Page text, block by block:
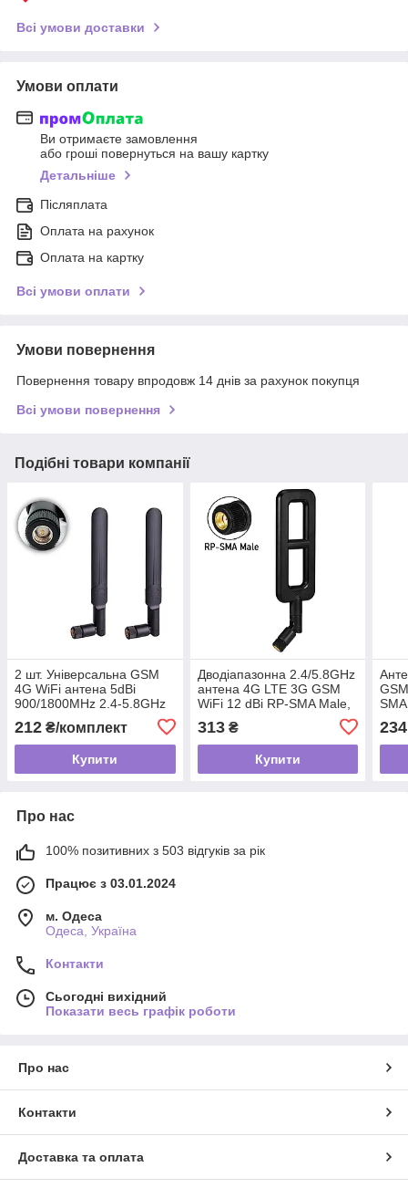
Всі умови доставки
Умови оплати
Ви отримаєте замовлення
або гроші повернуться на вашу картку
Детальніше
Післяплата
Оплата на рахунок
Оплата на картку
Всі умови оплати
Умови повернення
Повернення товару впродовж 14 днів за рахунок покупця
Всі умови повернення
Подібні товари компанії
2 шт. Універсальна GSM
4G WiFi антена 5dBi
900/1800MHz 2.4-5.8GHz
SMA для роутера, модему,
репітера
212 ₴/комплект
Купити
Дводіапазонна 2.4/5.8GHz
антена 4G LTE 3G GSM
WiFi 12 dBi RP-SMA Male,
роутерів
313₴
Купити
234
Про нас
100% позитивних з 503 відгуків за рік
Працює з 03.01.2024
м. Одеса
Одеса, Україна
Контакти
Сьогодні вихідний
Показати весь графік роботи
Про нас
Контакти
Доставка та оплата